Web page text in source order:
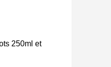
250ml et